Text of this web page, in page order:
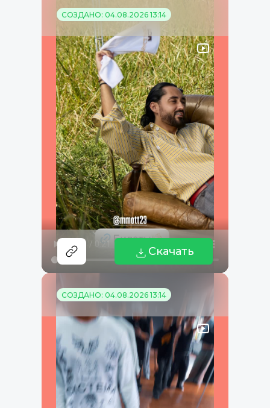
СОЗДАНО: 04.08.2026 13:14
Скачать
СОЗДАНО: 04.08.2026 13:14